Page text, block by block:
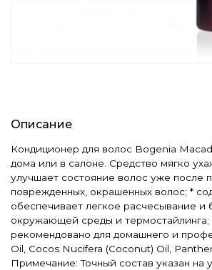
Описание
Кондиционер для волос Bogenia
дома или в салоне. Средство мягко
улучшает состояние волос уже после
поврежденных, окрашенных волос; *
обеспечивает легкое расчесывание и
окружающей среды и термостайлинга;
рекомендовано для домашнего и
Oil, Cocos Nucifera (Coconut) Oil,
Примечание: Точный состав указан